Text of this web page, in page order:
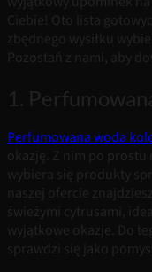
Ciebie! Oto lista
zbędnego wysiłku
Pozostań z nami, aby
1.
Perfumowana woda
okazję. Z nim po prostu
wybiera się produkty
naszej ofercie
świeżymi cytrusami,
wyjątkowe okazje. Do
sprawdzi się jako